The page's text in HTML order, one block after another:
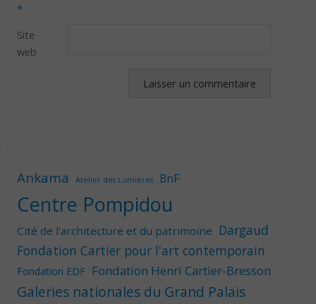
*
Site
web
Ankama Atelier des Lumières BnF
Centre Pompidou
Cité de l'architecture et du patrimoine Dargaud
Fondation Cartier pour l'art contemporain
Fondation EDF Fondation Henri Cartier-Bresson
Galeries nationales du Grand Palais